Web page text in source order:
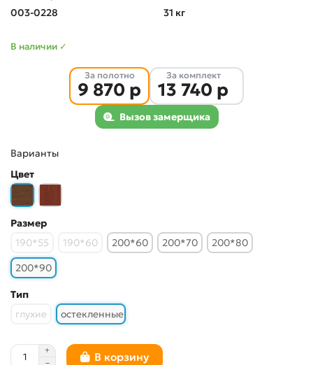
003-0228 31 кг
В наличии ✓
За полотно
9 870 р
За комплект
13 740 р
Вызов замерщика
Варианты
Цвет
Размер
190*55
190*60 200*60 200*70
200*80
200*90
Тип
глухие
остекленные
В корзину